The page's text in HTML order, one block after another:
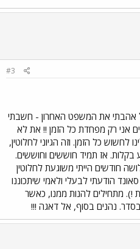
#3
אהבתי את המשפט האחרון - חשבתי
אני רק מפחדת כל הזמן !! את לא
לחשוש כל הזמן. וזה הגיוני לחלוטין,
בקלות. אז תמיד חוששים וחוששים.
חודשים הייתי משוגעת לחלוטין
הודעתי לבעלי ולאמי שיתכוננו
!). מתחילים להנות ממנו, כאשר
בסדר. נהנים בסוף, אל דאגה !!!